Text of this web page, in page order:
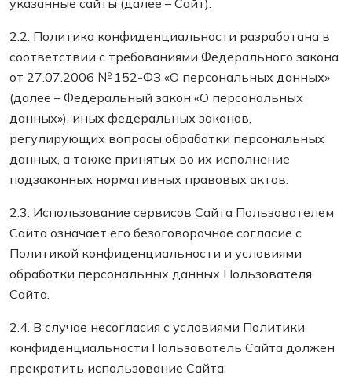
указанные сайты (далее – Сайт).
2.2. Политика конфиденциальности разработана в
соответствии с требованиями Федерального закона
от 27.07.2006 № 152-ФЗ «О персональных данных»
(далее – Федеральный закон «О персональных
данных»), иных федеральных законов,
регулирующих вопросы обработки персональных
данных, а также принятых во их исполнение
подзаконных нормативных правовых актов.
2.3. Использование сервисов Сайта Пользователем
Сайта означает его безоговорочное согласие с
Политикой конфиденциальности и условиями
обработки персональных данных Пользователя
Сайта.
2.4. В случае несогласия с условиями Политики
конфиденциальности Пользователь Сайта должен
прекратить использование Сайта.